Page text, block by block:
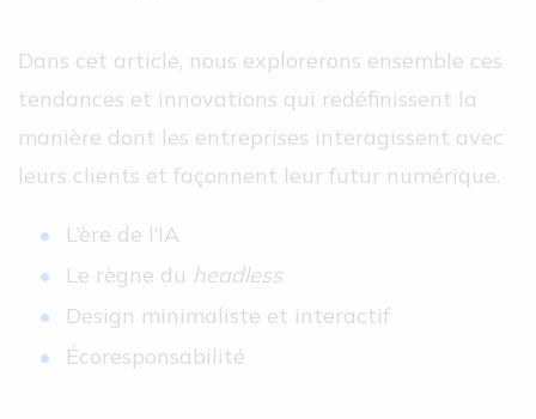
Dans cet article, nous explorerons ensemble ces
tendances et innovations qui redéfinissent la
manière dont les entreprises interagissent avec
leurs clients et façonnent leur futur numérique.
L’ère de l’IA
Le règne du headless
Design minimaliste et interactif
Écoresponsabilité